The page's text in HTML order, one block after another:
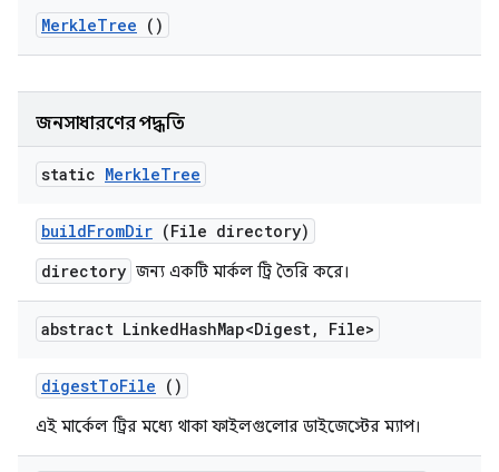
MerkleTree ()
জনসাধারণের পদ্ধতি
static MerkleTree
buildFromDir (File directory)
directory জন্য একটি মার্কল ট্রি তৈরি করে।
abstract LinkedHashMap<Digest, File>
digestToFile ()
এই মার্কেল ট্রির মধ্যে থাকা ফাইলগুলোর ডাইজেস্টের ম্যাপ।